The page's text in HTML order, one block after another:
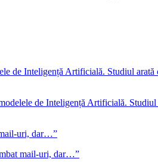
de Inteligență Artificială.
mail-uri, dar…”